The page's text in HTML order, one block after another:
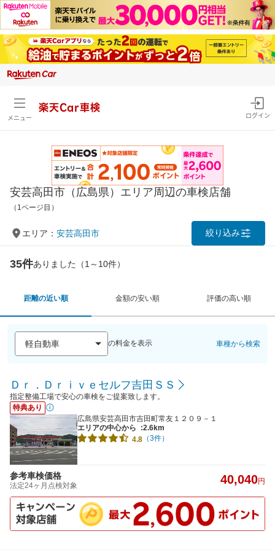
メニュー
楽天Car車検
ログイン
安芸高田市（広島県）エリア周辺の車検店舗
（1ページ目）
エリア： 安芸高田市 絞り込み
35件ありました（1～10件）
距離の近い順 金額の安い順 評価の高い順
の料金を表示 車種から検索
Ｄｒ．Ｄｒｉｖｅセルフ吉田ＳＳ
指定整備工場で安心の車検をご提案致します。
特典あり
広島県安芸高田市吉田町常友１２０９－１
エリアの中心から
:2.6km
4.8 （3件）
参考車検価格
法定24ヶ月点検対象 40,040円